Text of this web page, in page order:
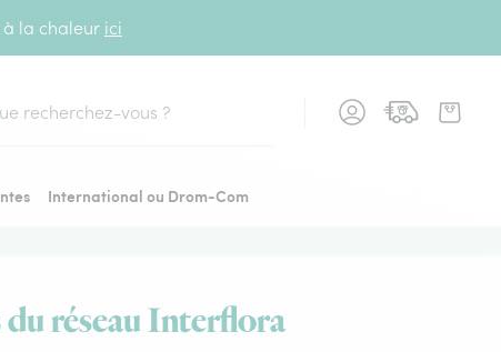
à la chaleur ici
International ou Drom-Com
réseau Interflora